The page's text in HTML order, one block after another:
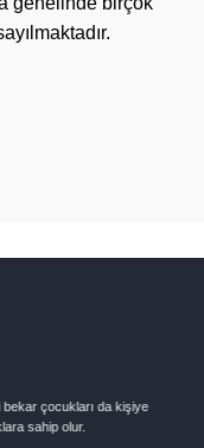
bekar çocukları da kişiye
sahip olur.